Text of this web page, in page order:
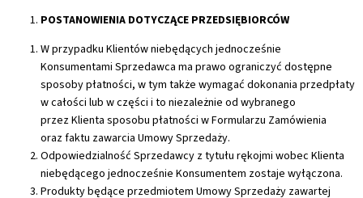
POSTANOWIENIA DOTYCZĄCE PRZEDSIĘBIORCÓW
W przypadku Klientów niebędących jednocześnie
Konsumentami Sprzedawca ma prawo ograniczyć dostępne
sposoby płatności, w tym także wymagać dokonania przedpłaty
w całości lub w części i to niezależnie od wybranego
przez Klienta sposobu płatności w Formularzu Zamówienia
oraz faktu zawarcia Umowy Sprzedaży.
Odpowiedzialność Sprzedawcy z tytułu rękojmi wobec Klienta
niebędącego jednocześnie Konsumentem zostaje wyłączona.
Produkty będące przedmiotem Umowy Sprzedaży zawartej